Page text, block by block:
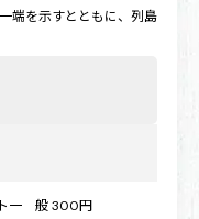
端を示すとともに、列島
一 般 300円